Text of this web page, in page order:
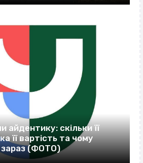
айдентику: скільки її
її вартість та чому
зараз (ФОТО)